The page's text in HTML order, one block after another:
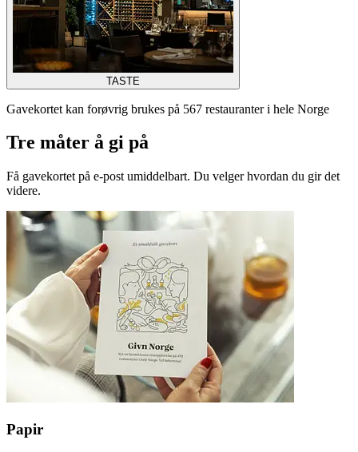
TASTE
Gavekortet kan forøvrig brukes på 567 restauranter i hele Norge
Tre måter å gi på
Få gavekortet på e-post umiddelbart. Du velger hvordan du gir det
videre.
Papir